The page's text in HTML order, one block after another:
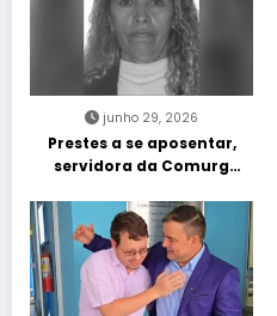
junho 29, 2026
Prestes a se aposentar,
servidora da Comurg
entra em protocolo de
morte encefálica